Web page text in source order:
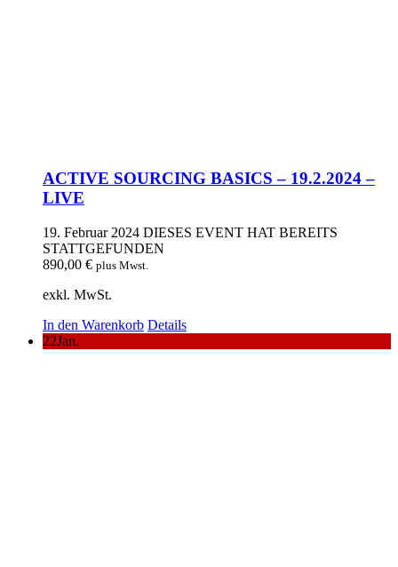
ACTIVE SOURCING BASICS – 19.2.2024 –
LIVE
19. Februar 2024 DIESES EVENT HAT BEREITS
STATTGEFUNDEN
890,00 € plus Mwst.
exkl. MwSt.
In den Warenkorb Details
22Jan.